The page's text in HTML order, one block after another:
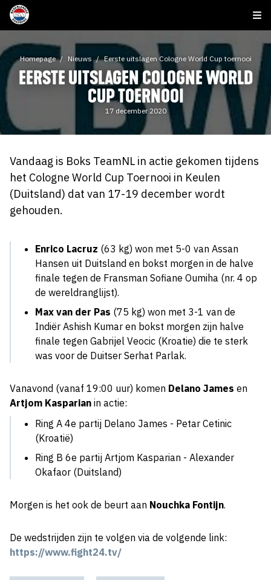
Homepage Nieuws Eerste uitslagen Cologne World Cup toernooi
EERSTE UITSLAGEN COLOGNE WORLD
CUP TOERNOOI
17 december 2020
Vandaag is Boks TeamNL in actie gekomen tijdens
het Cologne World Cup Toernooi in Keulen
(Duitsland) dat van 17-19 december wordt
gehouden.
Enrico Lacruz (63 kg) won met 5-0 van Assan
Hansen uit Duitsland en bokst morgen in de halve
finale tegen de Fransman Sofiane Oumiha (nr. 4 op
de wereldranglijst).
Max van der Pas (75 kg) won met 3-1 van de
Indiër Ashish Kumar en bokst morgen zijn halve
finale tegen Gabrijel Veocic (Kroatie) die te sterk
was voor de Duitser Serhat Parlak.
Vanavond (vanaf 19:00 uur) komen Delano James en
Artjom Kasparian in actie:
Ring A 4e partij Delano James - Petar Cetinic
(Kroatië)
Ring B 6e partij Artjom Kasparian - Alexander
Okafaor (Duitsland)
Morgen is het ook de beurt aan Nouchka Fontijn.
De wedstrijden zijn te volgen via de volgende link:
https://www.fight24.tv/